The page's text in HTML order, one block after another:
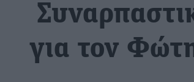
για τον